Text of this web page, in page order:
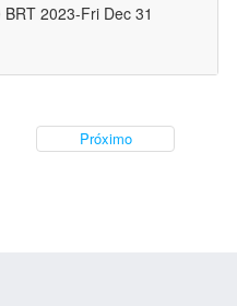
2023-Fri Dec 31
Próximo